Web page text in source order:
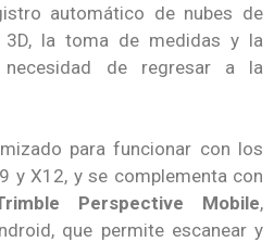
automático de nubes de
3D, la toma de medidas y la
necesidad de regresar a la
para funcionar con los
y X12, y se complementa con
Perspective Mobile,
que permite escanear y